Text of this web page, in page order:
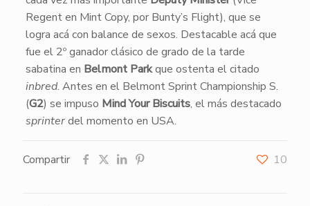
Regent en Mint Copy, por Bunty’s Flight), que se
logra acá con balance de sexos. Destacable acá que
fue el 2º ganador clásico de grado de la tarde
sabatina en Belmont Parkque ostenta el citado
inbred. Antes en el Belmont Sprint Championship S.
(G2) se impuso Mind Your Biscuits, el más destacado
sprinterdel momento en USA.
Compartir 10